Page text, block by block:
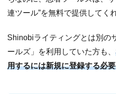
に
7.1
まず
は、
採用
連ツール”を無料で提供してく
Shinobiライティングとは別の
ールズ」を利用していた方も、
用するには新規に登録する必